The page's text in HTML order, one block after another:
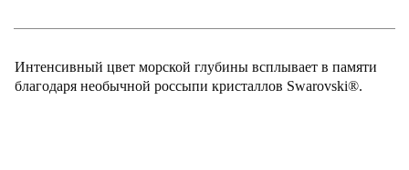
Интенсивный цвет морской глубины всплывает в памяти
благодаря необычной россыпи кристаллов Swarovski®.